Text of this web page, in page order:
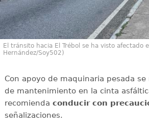
El tránsito hacia El Trébol se ha visto afectado
Hernández/Soy502)
Con apoyo de maquinaria pesada se
de mantenimiento en la cinta
recomienda conducir con
señalizaciones.